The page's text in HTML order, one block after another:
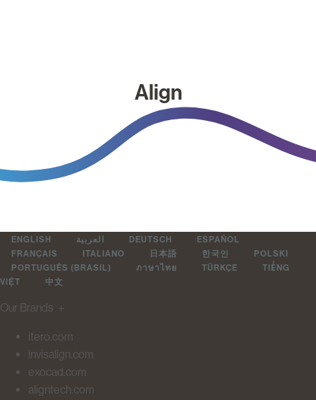
Align
ENGLISH العربية DEUTSCH
ESPAÑOL
FRANÇAIS
ITALIANO 日本語 한국인
POLSKI
PORTUGUÊS (BRASIL)
ภาษาไทย TÜRKÇE
TIẾNG
VIỆT
中文
Our Brands ＋
itero.com
invisalign.com
exocad.com
aligntech.com